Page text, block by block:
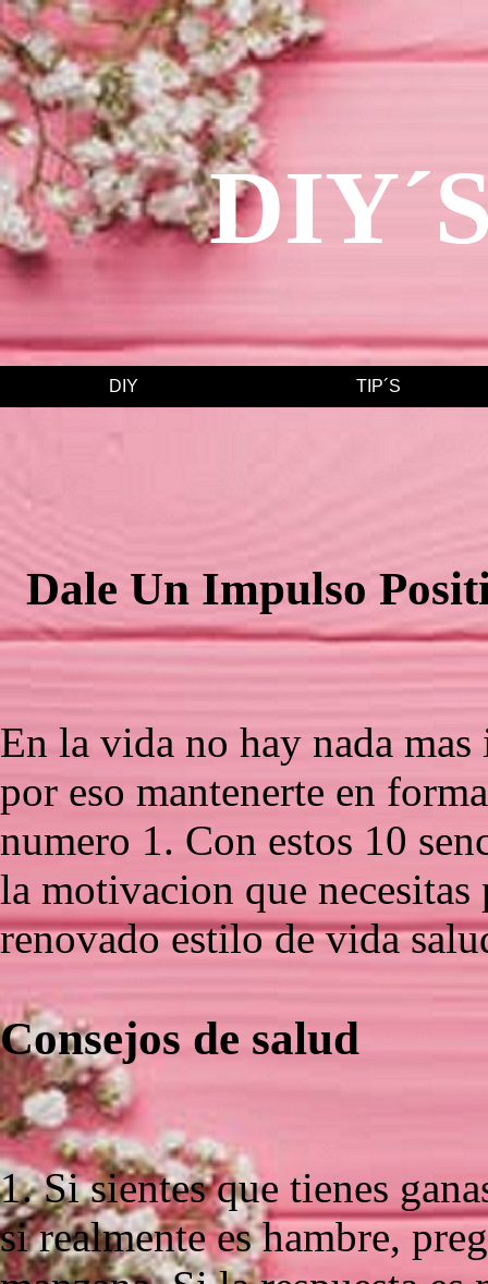
DIY TIP´S
Dale Un Impulso
En la vida no hay nada
por eso mantenerte en
numero 1. Con estos 10
la motivacion que
renovado estilo de vida
Consejos de salud
1. Si sientes que tienes
si realmente es hambre,